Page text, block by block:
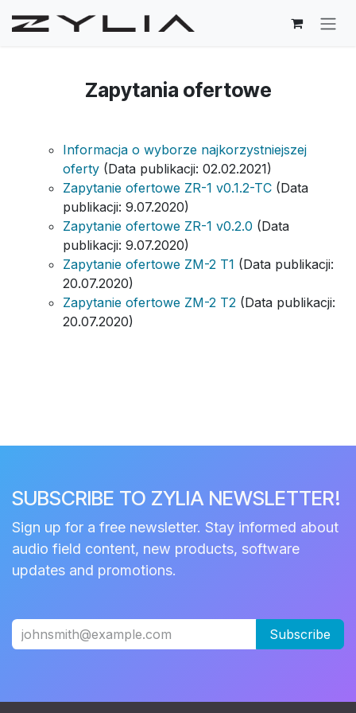
Zapytania ofertowe
Informacja o wyborze najkorzystniejszej
oferty (Data publikacji: 02.02.2021)
Zapytanie ofertowe ZR-1 v0.1.2-TC (Data
publikacji: 9.07.2020)
Zapytanie ofertowe ZR-1 v0.2.0 (Data
publikacji: 9.07.2020)
Zapytanie ofertowe ZM-2 T1 (Data publikacji:
20.07.2020)
Zapytanie ofertowe ZM-2 T2 (Data publikacji:
20.07.2020)
SUBSCRIBE TO ZYLIA NEWSLETTER!
Sign up for a free newsletter. Stay informed about
audio field content, new products, software
updates and promotions.
Subscribe